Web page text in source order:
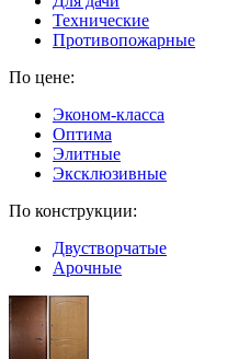
Технические
Противопожарные
По цене:
Эконом-класса
Оптима
Элитные
Эксклюзивные
По конструкции:
Двустворчатые
Арочные